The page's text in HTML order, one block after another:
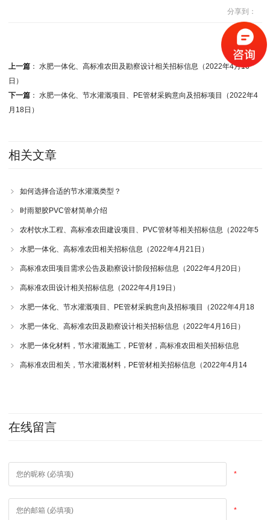
分享到：
上一篇： 水肥一体化、高标准农田及勘察设计相关招标信息（2022年4月16
日）
下一篇： 水肥一体化、节水灌溉项目、PE管材采购意向及招标项目（2022年4
月18日）
相关文章
如何选择合适的节水灌溉类型？
时雨塑胶PVC管材简单介绍
农村饮水工程、高标准农田建设项目、PVC管材等相关招标信息（2022年5
月5日）
水肥一体化、高标准农田相关招标信息（2022年4月21日）
高标准农田项目需求公告及勘察设计阶段招标信息（2022年4月20日）
高标准农田设计相关招标信息（2022年4月19日）
水肥一体化、节水灌溉项目、PE管材采购意向及招标项目（2022年4月18
日）
水肥一体化、高标准农田及勘察设计相关招标信息（2022年4月16日）
水肥一体化材料，节水灌溉施工，PE管材，高标准农田相关招标信息
（2022年4月15日）
高标准农田相关，节水灌溉材料，PE管材相关招标信息（2022年4月14
在线留言
*
*